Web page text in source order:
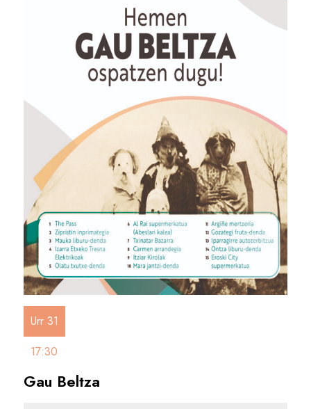
Urr 31
17:30
Gau Beltza